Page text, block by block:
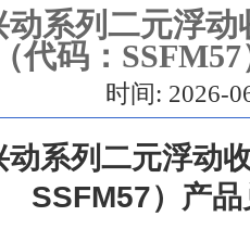
动系列二元浮
（代码：
时间: 2026-
系列二元浮动
SSFM57）产